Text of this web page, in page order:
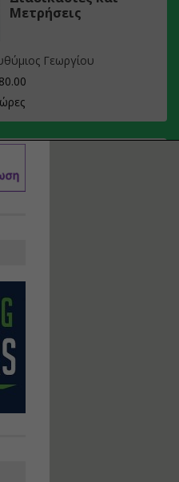
Μετρήσεις
Γεωργίου
υλοποίηση
φωτοβολταϊκών
Αρχιτεκτονικός
Σχεδιασμός με το
Rhinoceros